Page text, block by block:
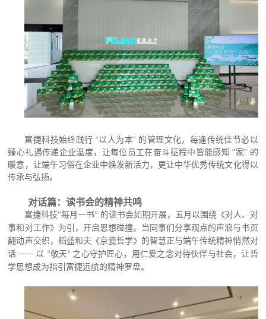
富捷科技始终践行 “以 人为本” 的管理文化，每逢传统佳节必以
臻心礼遇传递企业温度， 让每位 员工在奋斗征程中皆能感知 “家” 的
暖意 ， 让端午习俗在企业中焕发新活力， 更让中华优秀传统文化得以
传承与弘扬。
对话篇：读书会的精神共鸣
富捷科技“每月一书” 的读书会如期开展，五月 以 围绕《对人、对
事和对工作》为引，开启思想碰撞。当同事们分享观点的声浪与书页
翻动声交织，稻盛和夫《京瓷哲学》的智慧正与端午传统精神悄然对
话 —— 以 “敬天” 之心守护匠心，用仁爱之念对待伙伴与社会，让哲
学思想成为指引富捷远航的精神罗盘。